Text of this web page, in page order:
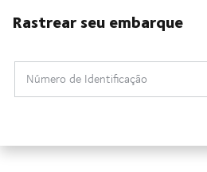
Rastrear seu embarque
Número de Identificação